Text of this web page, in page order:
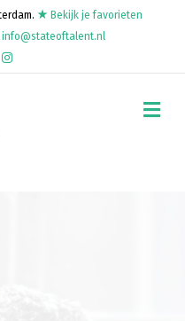
Bekijk je favorieten
info@stateoftalent.nl
Instagram